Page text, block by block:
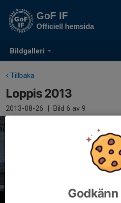
Bildgalleri
GoF IF
Officiell hemsida
Tillbaka
Loppis 2013
2013-08-26 | Bild 6 av 9